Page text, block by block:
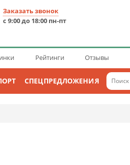
Заказать звонок
с 9:00 до 18:00 пн-пт
Рейтинги Отзывы
СПЕЦПРЕДЛОЖЕНИЯ